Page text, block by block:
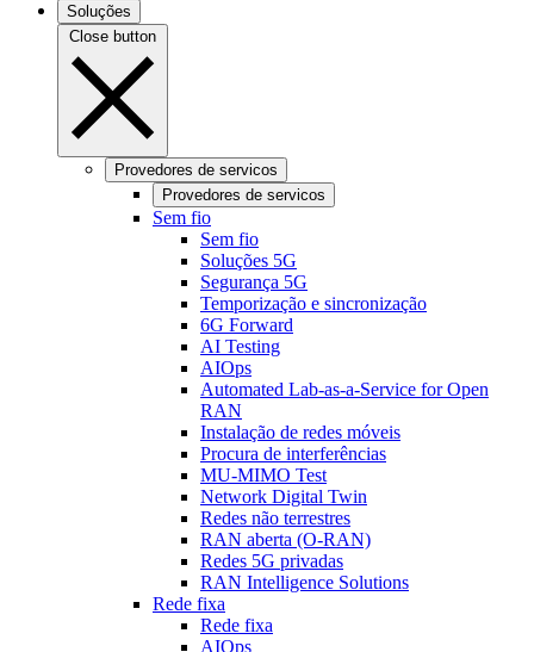
Soluções
Close button
Provedores de servicos
Provedores de servicos
Sem fio
Sem fio
Soluções 5G
Segurança 5G
Temporização e sincronização
6G Forward
AI Testing
AIOps
Automated Lab-as-a-Service for Open
RAN
Instalação de redes móveis
Procura de interferências
MU-MIMO Test
Network Digital Twin
Redes não terrestres
RAN aberta (O-RAN)
Redes 5G privadas
RAN Intelligence Solutions
Rede fixa
Rede fixa
AIOps